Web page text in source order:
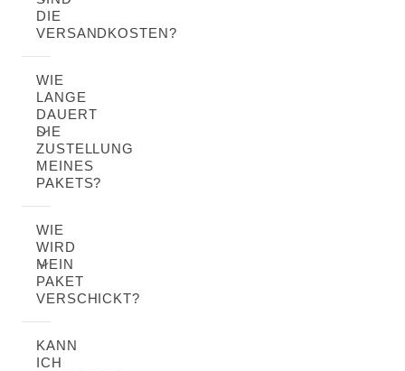
DIE
VERSANDKOSTEN?
WIE
LANGE
DAUERT
DIE
ZUSTELLUNG
MEINES
PAKETS?
WIE
WIRD
MEIN
PAKET
VERSCHICKT?
KANN
ICH